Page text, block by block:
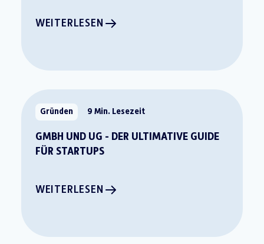
WEITERLESEN
Gründen 9 Min. Lesezeit
GMBH UND UG - DER ULTIMATIVE GUIDE
FÜR STARTUPS
WEITERLESEN